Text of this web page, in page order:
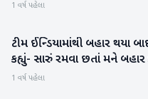
1 વર્ષ પહેલા
રમતગમત
ટીમ ઈન્ડિયામાંથી બહાર થયા
કહ્યું- સારું રમવા છતાં મને બહાર
1 વર્ષ પહેલા